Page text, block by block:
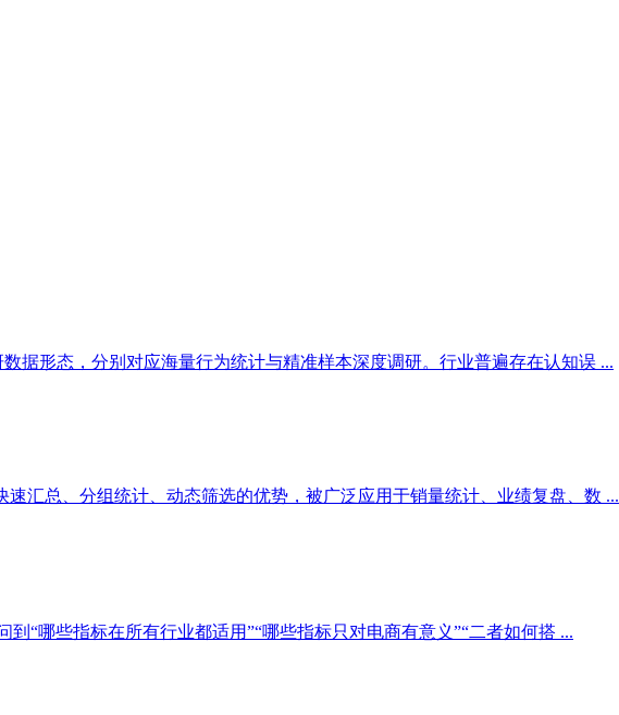
据形态，分别对应海量行为统计与精准样本深度调研。行业普遍存在认知误 ...
汇总、分组统计、动态筛选的优势，被广泛应用于销量统计、业绩复盘、数 ...
“哪些指标在所有行业都适用”“哪些指标只对电商有意义”“二者如何搭 ...